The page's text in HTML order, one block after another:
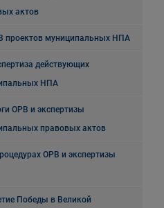
актов
проектов муниципальных НПА
действующих
НПА
ОРВ и экспертизы
правовых актов
ОРВ и экспертизы
Победы в Великой